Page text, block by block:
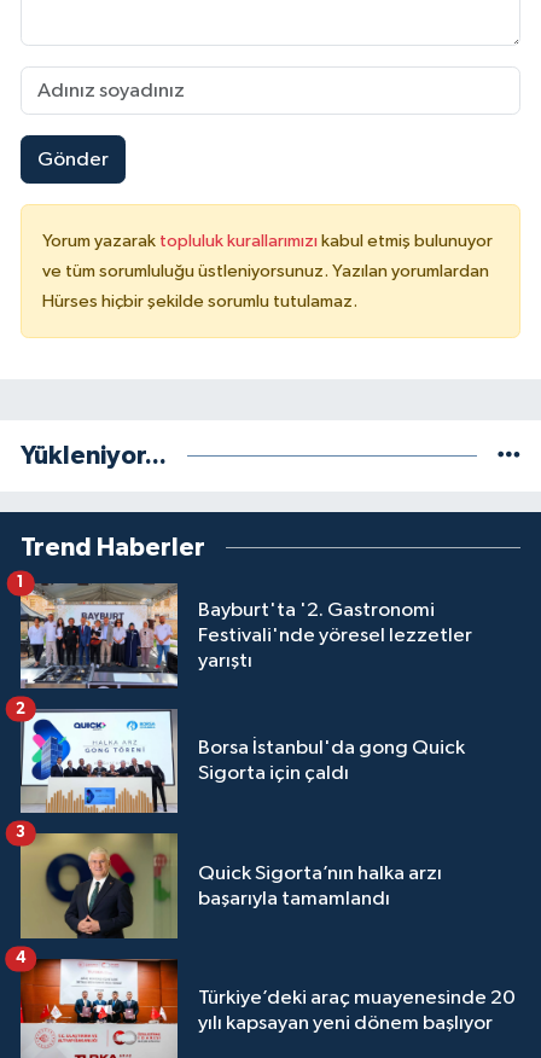
Gönder
Yorum yazarak topluluk kurallarımızı kabul etmiş bulunuyor
ve tüm sorumluluğu üstleniyorsunuz. Yazılan yorumlardan
Hürses hiçbir şekilde sorumlu tutulamaz.
Yükleniyor...
Trend Haberler
Bayburt'ta '2. Gastronomi
Festivali'nde yöresel lezzetler
yarıştı
1
Borsa İstanbul'da gong Quick
Sigorta için çaldı
2
Quick Sigorta’nın halka arzı
başarıyla tamamlandı
3
Türkiye’deki araç muayenesinde 20
yılı kapsayan yeni dönem başlıyor
4